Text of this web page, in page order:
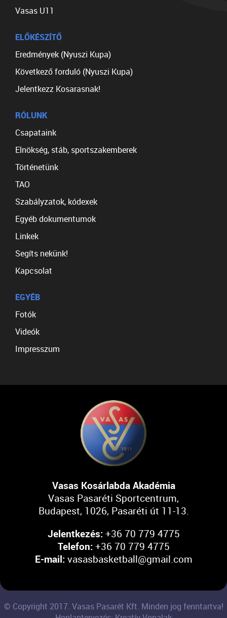
Vasas U11
ELŐKÉSZÍTŐ
Eredmények (Nyuszi Kupa)
Következő forduló (Nyuszi Kupa)
Jelentkezz Kosarasnak!
RÓLUNK
Csapataink
Elnökség, stáb, sportszakemberek
Történetünk
TAO
Szabályzatok, kódexek
Egyéb dokumentumok
Linkek
Segíts nekünk!
Kapcsolat
EGYÉB
Fotók
Videók
Impresszum
Vasas Kosárlabda Akadémia
Vasas Pasaréti Sportcentrum,
Budapest, 1026, Pasaréti út 11-13.
Jelentkezés: +36 70 779 4775
Telefon: +36 70 779 4775
E-mail: vasasbasketball@gmail.com
© Copyright 2017. Vasas Pasarét Kft. Minden jog fenntartva!